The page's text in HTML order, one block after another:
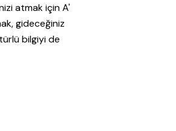
atmak için A'
gideceğiniz
bilgiyi de